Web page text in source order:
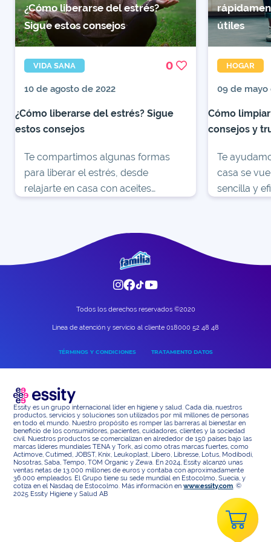
¿Cómo liberarse del estrés?
Sigue estos consejos
VIDA SANA 0
10 de agosto de 2022
¿Cómo liberarse del estrés? Sigue
estos consejos
Te compartimos algunas formas
para liberar el estrés, desde
relajarte en casa con aceites
útiles
HOGAR
09 de mayo
Cómo
consejos y
Te
casa se
sencilla y
Todos los derechos reservados ©2020
Linea de atención y servicio al cliente 018000 52 48 48
TÉRMINOS Y CONDICIONES TRATAMIENTO DATOS
Essity es un grupo internacional líder en higiene y salud. Cada día, nuestros
productos, servicios y soluciones son utilizados por mil millones de personas
en todo el mundo. Nuestro propósito es romper las barreras al bienestar en
beneficio de los consumidores, pacientes, cuidadores, clientes y la sociedad
civil. Nuestros productos se comercializan en alrededor de 150 países bajo las
marcas líderes mundiales TENA y Tork, así como otras marcas fuertes, como
Actimove, Cutimed, JOBST, Knix, Leukoplast, Libero, Libresse, Lotus, Modibodi,
Nosotras, Saba, Tempo, TOM Organic y Zewa. En 2024, Essity alcanzó unas
ventas netas de 13.000 millones de euros y contaba con aproximadamente
36.000 empleados. El Grupo tiene su sede mundial en Estocolmo, Suecia, y
cotiza en el Nasdaq de Estocolmo. Más información enwww.essity.com. ©
2025 Essity Higiene y Salud AB